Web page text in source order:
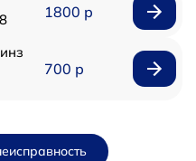
1800 р
700 р